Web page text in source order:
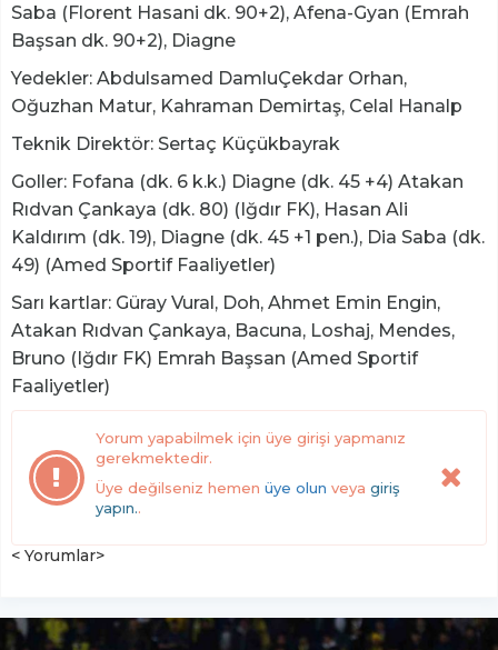
Saba (Florent Hasani dk. 90+2), Afena-Gyan (Emrah
Başsan dk. 90+2), Diagne
Yedekler: Abdulsamed DamluÇekdar Orhan,
Oğuzhan Matur, Kahraman Demirtaş, Celal Hanalp
Teknik Direktör: Sertaç Küçükbayrak
Goller: Fofana (dk. 6 k.k.) Diagne (dk. 45 +4) Atakan
Rıdvan Çankaya (dk. 80) (Iğdır FK), Hasan Ali
Kaldırım (dk. 19), Diagne (dk. 45 +1 pen.), Dia Saba (dk.
49) (Amed Sportif Faaliyetler)
Sarı kartlar: Güray Vural, Doh, Ahmet Emin Engin,
Atakan Rıdvan Çankaya, Bacuna, Loshaj, Mendes,
Bruno (Iğdır FK) Emrah Başsan (Amed Sportif
Faaliyetler)
Yorum yapabilmek için üye girişi yapmanız
gerekmektedir.
Üye değilseniz hemen üye olun veya giriş
yapın..
< Yorumlar>